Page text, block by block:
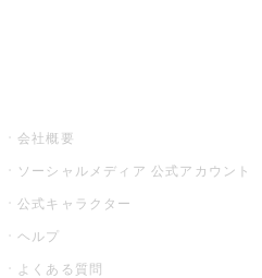
会社概要
ソーシャルメディア 公式アカウント
公式キャラクター
ヘルプ
よくある質問